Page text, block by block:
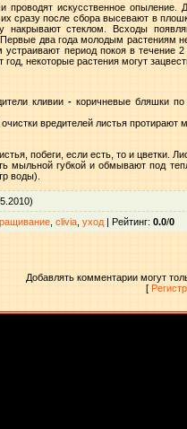
проводят искусственное
сразу после сбора высевают в
стеклом. Всходы
два года молодым растениям
период покоя в течение
некоторые растения могут
кливии- коричневые бляшки
вредителей листья
побеги, если есть, то и цветки.
мыльной губкой и обмывают под
воды).
clivia уход | Рейтинг: 0.0/0
Добавлять комментарии могут
[